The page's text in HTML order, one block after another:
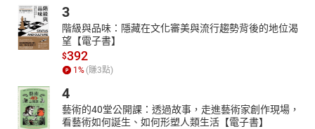
3
階級與品味：隱藏在文化審美與流行趨勢背後的地位渴
望【電子書】
$392
1 % (賺3點)
4
藝術的40堂公開課：透過故事，走進藝術家創作現場，
看藝術如何誕生、如何形塑人類生活【電子書】